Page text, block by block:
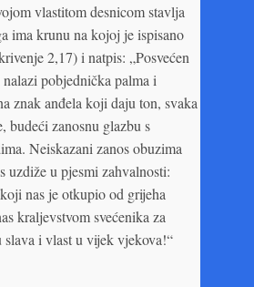
vlastitom desnicom stavlja
ima krunu na kojoj je ispisano
2,17) i natpis: „Posvećen
pobjednička palma i
znak anđela koji daju ton, svaka
budeći zanosnu glazbu s
Neiskazani zanos obuzima
uzdiže u pjesmi zahvalnosti:
nas je otkupio od grijeha
kraljevstvom svećenika za
i vlast u vijek vjekova!“